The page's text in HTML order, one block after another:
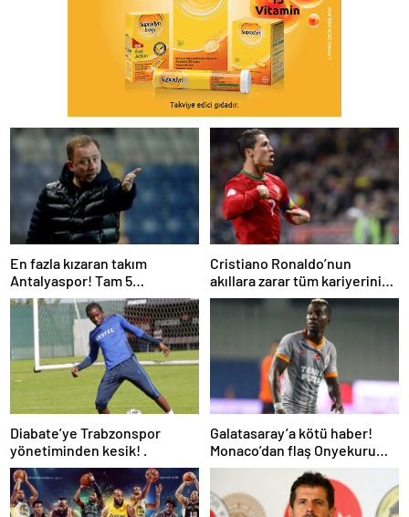
En fazla kızaran takım
Antalyaspor! Tam 5
futbolcu….
Cristiano Ronaldo’nun
akıllara zarar tüm kariyerinin
istatistiğini çıkardık !
Diabate’ye Trabzonspor
yönetiminden kesik! .
Galatasaray’a kötü haber!
Monaco’dan flaş Onyekuru
kararı.